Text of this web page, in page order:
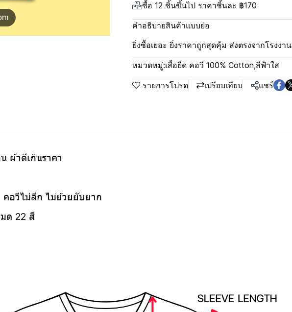
ซื้อ 12 ชิ้นขึ้นไป ราคาชิ้นละ ฿170
คำอธิบายสินค้าแบบย่อ
ยิ่งซื้อเยอะ ยิ่งราคาถูกสุดคุ้ม ส่งตรงจากโรงงาน
หมวดหมู่:เสื้อยืด คอวี 100% Cotton,สีฟ้าใส
รายการโปรด เปรียบเทียบ แชร์
ผ้าดีเกินราคา
อวีไม่ลึก ไม่ย้วยยับยาก
ด 22 สี